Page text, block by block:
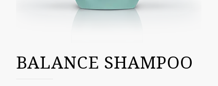
BALANCE SHAMPOO